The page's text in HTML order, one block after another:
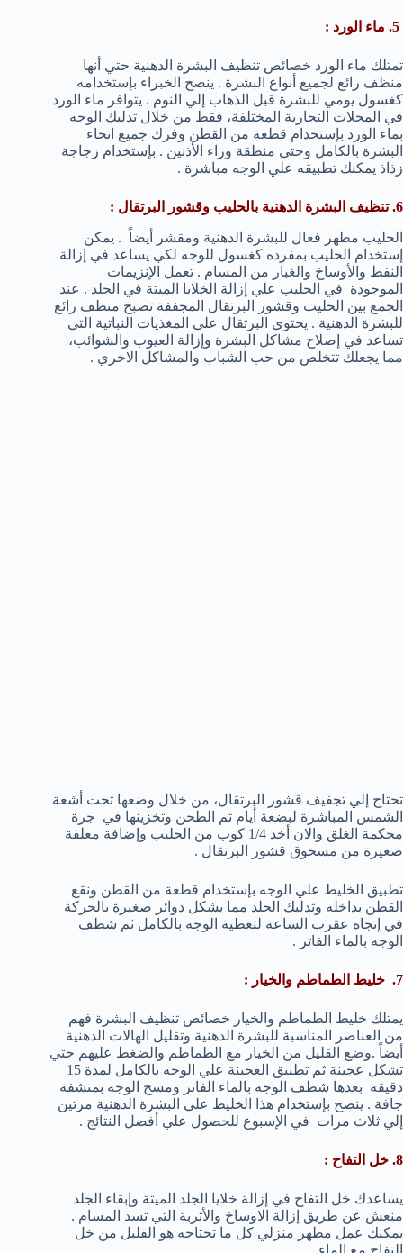
تمتلك ماء الورد خصائص تنظيف البشرة الدهنية حتي أنها
منظف رائع لجميع أنواع البشرة . ينصح الخبراء بإستخدامه
كغسول يومي للبشرة قبل الذهاب إلي النوم . يتوافر ماء الورد
في المحلات التجارية المختلفة، فقط من خلال تدليك الوجه
بماء الورد بإستخدام قطعة من القطن وفرك جميع انحاء
البشرة بالكامل وحتي منطقة وراء الأذنين . بإستخدام زجاجة
زذاذ يمكنك تطبيقه علي الوجه مباشرة .
6. تنظيف البشرة الدهنية بالحليب وقشور البرتقال :
الحليب مطهر فعال للبشرة الدهنية ومقشر أيضاً . يمكن
إستخدام الحليب بمفرده كغسول للوجه لكي يساعد في إزالة
النفط والأوساخ والغبار من المسام . تعمل الإنزيمات
الموجودة في الحليب علي إزالة الخلايا الميتة في الجلد . عند
الجمع بين الحليب وقشور البرتقال المجففة تصبح منظف رائع
للبشرة الدهنية . يحتوي البرتقال علي المغذيات النباتية التي
تساعد في إصلاح مشاكل البشرة وإزالة العيوب والشوائب،
مما يجعلك تتخلص من حب الشباب والمشاكل الاخري .
تحتاج إلي تجفيف قشور البرتقال، من خلال وضعها تحت أشعة
الشمس المباشرة لبضعة أيام ثم الطحن وتخزينها في جرة
محكمة الغلق والان أخذ 1/4 كوب من الحليب وإضافة معلقة
صغيرة من مسحوق قشور البرتقال .
تطبيق الخليط علي الوجه بإستخدام قطعة من القطن ونقع
القطن بداخله وتدليك الجلد مما يشكل دوائر صغيرة بالحركة
في إتجاه عقرب الساعة لتغطية الوجه بالكامل ثم شطف
الوجه بالماء الفاتر .
7. خليط الطماطم والخيار :
يمتلك خليط الطماطم والخيار خصائص تنظيف البشرة فهم
من العناصر المناسبة للبشرة الدهنية وتقليل الهالات الدهنية
أيضاً .وضع القليل من الخيار مع الطماطم والضغط عليهم حتي
تشكل عجينة ثم تطبيق العجينة علي الوجه بالكامل لمدة 15
دقيقة بعدها شطف الوجه بالماء الفاتر ومسح الوجه بمنشفة
جافة . ينصح بإستخدام هذا الخليط علي البشرة الدهنية مرتين
إلي ثلاث مرات في الإسبوع للحصول علي أفضل النتائج .
8. خل التفاح :
يساعدك خل التفاح في إزالة خلايا الجلد الميتة وإبقاء الجلد
منعش عن طريق إزالة الاوساخ والأتربة التي تسد المسام .
يمكنك عمل مطهر منزلي كل ما تحتاجه هو القليل من خل
التفاح مع الماء .